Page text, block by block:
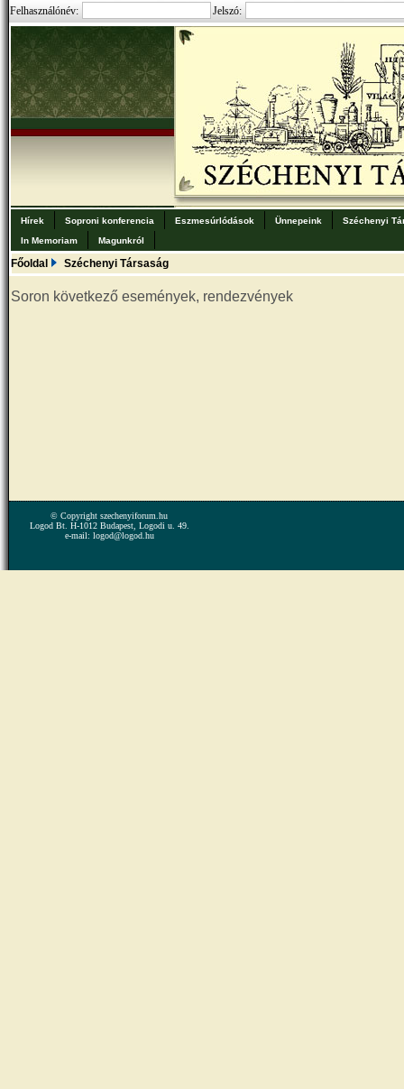
Felhasználónév: Jelszó:
Hírek Soproni konferencia Eszmesúrlódások Ünnepeink
Széchenyi
In Memoriam
Magunkról
Főoldal Széchenyi Társaság
Soron következő események, rendezvények
© Copyright szechenyiforum.hu
Logod Bt. H-1012 Budapest, Logodi u. 49.
e-mail: logod@logod.hu